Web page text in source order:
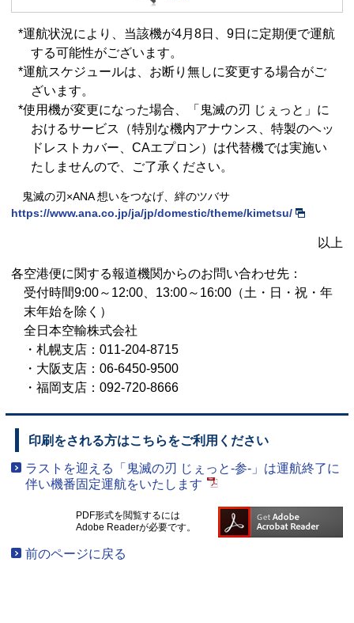
*運航状況により、当該機が4月8日、9日に定期便で運航
する可能性がございます。
*運航スケジュールは、お断り無しに変更する場合がご
ざいます。
*使用機が変更になった場合、「鬼滅の刃 じぇっと」に
おけるサービス（特別な機内アナウンス、特製のヘッ
ドレストカバー、CAエプロン）は代替機では実施い
たしませんので、ご了承ください。
鬼滅の刃×ANA 想いをつなげ、絆のツバサ
https://www.ana.co.jp/ja/jp/domestic/theme/kimetsu/
以上
各空港便に関する報道機関からのお問い合わせ先：
受付時間9:00～12:00、13:00～16:00（土・日・祝・年
末年始を除く）
全日本空輸株式会社
・札幌支店：011-204-8715
・大阪支店：06-6450-9500
・福岡支店：092-720-8666
印刷をされる方はこちらをご利用ください
ラストを迎える「鬼滅の刃 じぇっと-参-」は運航終了に
伴い機番固定運航をいたします
PDF形式を閲覧するには
Adobe Readerが必要です。
前のページに戻る